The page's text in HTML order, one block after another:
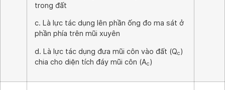
trong đất
c. Là lực tác dụng lên phần ống đo ma sát ở
phần phía trên mũi xuyên
d. Là lực tác dụng đưa mũi côn vào đất (Qc)
chia cho diện tích đáy mũi côn (Ac)